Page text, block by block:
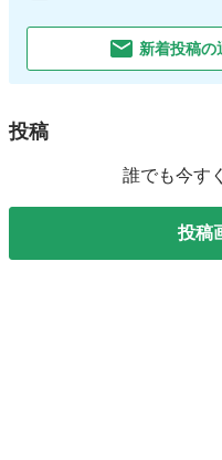
新着投稿の
投稿
誰でも今す
投稿